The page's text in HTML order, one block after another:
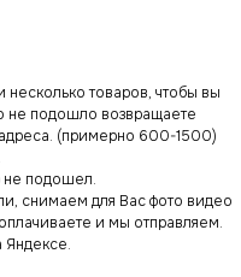
товаров, чтобы вы
не подошло возвращаете
адреса. (примерно 600-1500)
не подошел.
снимаем для Вас фото видео
и мы отправляем.
Яндексе.